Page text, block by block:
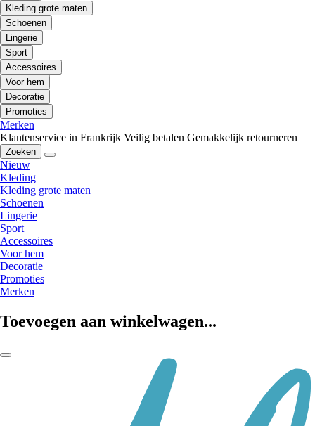
Kleding grote maten
Schoenen
Lingerie
Sport
Accessoires
Voor hem
Decoratie
Promoties
Merken
Klantenservice in Frankrijk Veilig betalen Gemakkelijk retourneren
Zoeken
Nieuw
Kleding
Kleding grote maten
Schoenen
Lingerie
Sport
Accessoires
Voor hem
Decoratie
Promoties
Merken
Toevoegen aan winkelwagen...